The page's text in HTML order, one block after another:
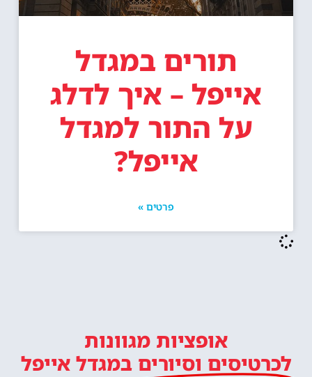
תורים במגדל
אייפל – איך לדלג
על התור למגדל
אייפל?
פרטים »
אופציות מגוונות
לכרטיסים וסיורים במגדל אייפל